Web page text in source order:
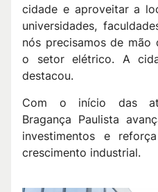
cidade e aproveitar a
universidades,
nós precisamos de
o setor elétrico. A
destacou.
Com o início das
Bragança Paulista
investimentos e
crescimento industrial.